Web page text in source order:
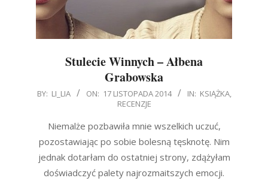
Stulecie Winnych – Ałbena
Grabowska
2014-
BY: LI_LIA ON: 17 LISTOPADA 2014 IN: KSIĄŻKA,
RECENZJE
Niemalże pozbawiła mnie wszelkich uczuć,
pozostawiając po sobie bolesną tęsknotę. Nim
jednak dotarłam do ostatniej strony, zdążyłam
doświadczyć palety najrozmaitszych emocji.